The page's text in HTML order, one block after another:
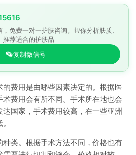
免费一对一护肤咨询。帮你分析肤质、
推荐适合的护肤品
复制微信号
的费用是由哪些因素决定的。根据医
术费用会有所不同。手术所在地也会
国家，手术费用较高，在一些亚洲
种类。根据手术方法不同，价格也有